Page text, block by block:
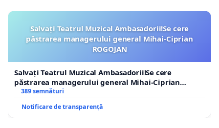
Salvați Teatrul Muzical Ambasadorii!Se cere
păstrarea managerului general Mihai-Ciprian
ROGOJAN
Salvați Teatrul Muzical Ambasadorii!Se cere
păstrarea managerului general Mihai-Ciprian
ROGOJAN
389 semnături
Notificare de transparență